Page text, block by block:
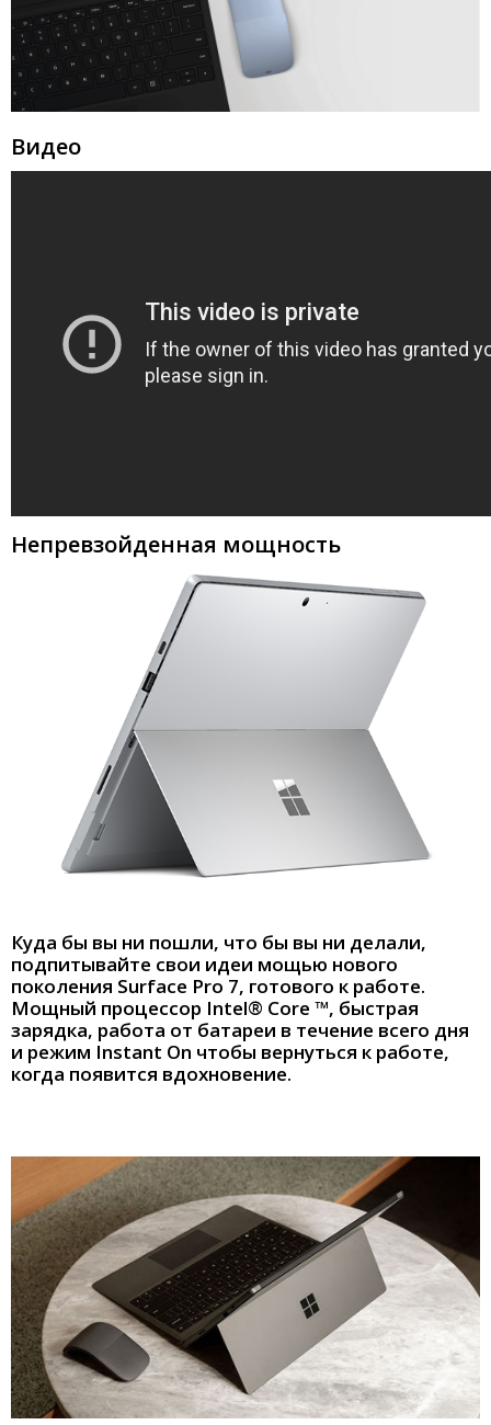
Видео
Непревзойденная мощность
Куда бы вы ни пошли, что бы вы ни делали,
подпитывайте свои идеи мощью нового
поколения Surface Pro 7, готового к работе.
Мощный процессор Intel® Core ™, быстрая
зарядка, работа от батареи в течение всего дня
и режим Instant On чтобы вернуться к работе,
когда появится вдохновение.